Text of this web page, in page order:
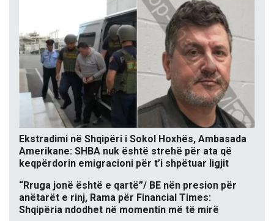
Ekstradimi në Shqipëri i Sokol Hoxhës, Ambasada
Amerikane: SHBA nuk është strehë për ata që
keqpërdorin emigracioni për t’i shpëtuar ligjit
“Rruga jonë është e qartë”/ BE nën presion për
anëtarët e rinj, Rama për Financial Times:
Shqipëria ndodhet në momentin më të mirë